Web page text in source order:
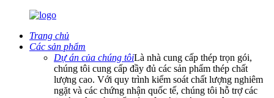
Trang chủ
Các sản phẩm
Dự án của chúng tôiLà nhà cung cấp thép trọn gói,
chúng tôi cung cấp đầy đủ các sản phẩm thép chất
lượng cao. Với quy trình kiểm soát chất lượng nghiêm
ngặt và các chứng nhận quốc tế, chúng tôi hỗ trợ các